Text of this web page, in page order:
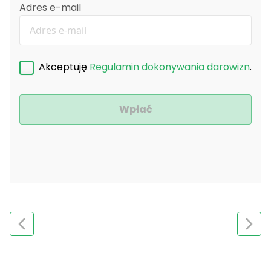
Adres e-mail
Akceptuję Regulamin dokonywania darowizn.
Wpłać